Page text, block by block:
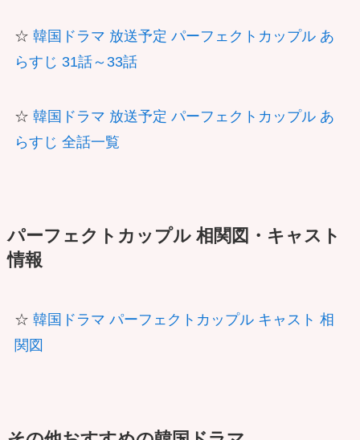
☆ 韓国ドラマ 放送予定 パーフェクトカップル あ
らすじ 31話～33話
☆ 韓国ドラマ 放送予定 パーフェクトカップル あ
らすじ 全話一覧
パーフェクトカップル 相関図・キャスト
情報
☆ 韓国ドラマ パーフェクトカップル キャスト 相
関図